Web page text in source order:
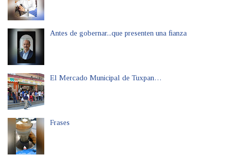
Antes de gobernar...que presenten una fianza
El Mercado Municipal de Tuxpan…
Frases